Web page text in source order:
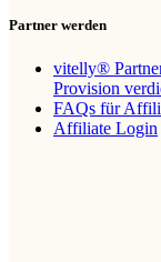
Partner werden
vitelly®
Provision
FAQs für
Affiliate Login